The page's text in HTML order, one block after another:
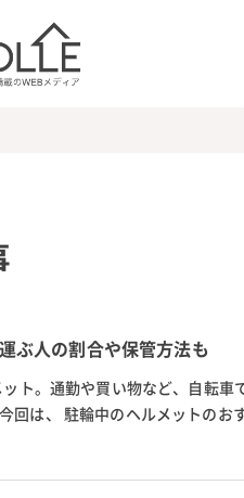
ぶ人の割合や保管方法も
ト。通勤や買い物など、自転車
回は、 駐輪中のヘルメットのお